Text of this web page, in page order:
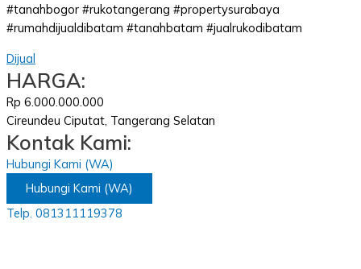
#tanahbogor #rukotangerang #propertysurabaya
#rumahdijualdibatam #tanahbatam #jualrukodibatam
Dijual
HARGA:
Rp 6.000.000.000
Cireundeu Ciputat, Tangerang Selatan
Kontak Kami:
Hubungi Kami (WA)
Hubungi Kami (WA)
Telp. 081311119378